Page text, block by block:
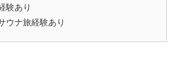
験あり
ウナ旅経験あり